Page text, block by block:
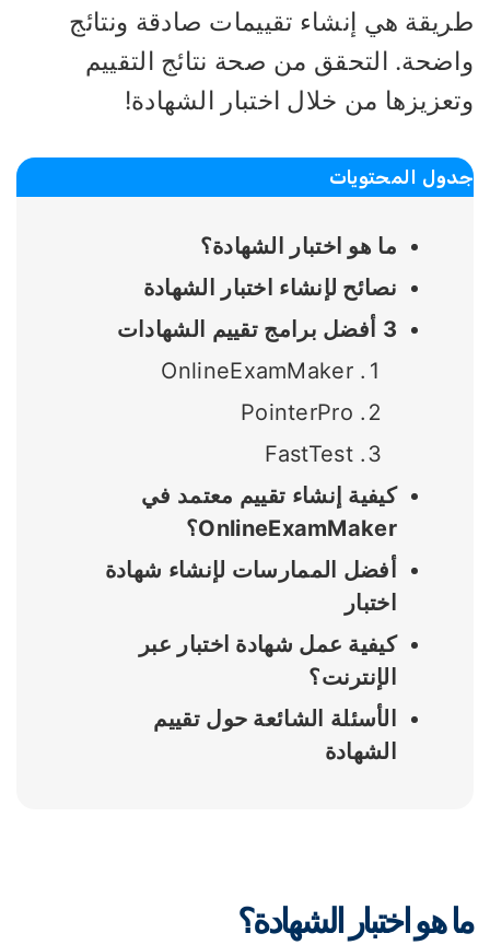
هي إنشاء تقييمات صادقة ونتائج
التحقق من صحة نتائج التقييم
من خلال اختبار الشهادة!
المحتويات
ما هو اختبار الشهادة؟
نصائح لإنشاء اختبار الشهادة
3 أفضل برامج تقييم الشهادات
OnlineExamMaker
PointerPro
FastTest
كيفية إنشاء تقييم معتمد في
OnlineExamMaker؟
أفضل الممارسات لإنشاء شهادة
اختبار
كيفية عمل شهادة اختبار عبر
الإنترنت؟
الأسئلة الشائعة حول تقييم
الشهادة
هو اختبار الشهادة؟